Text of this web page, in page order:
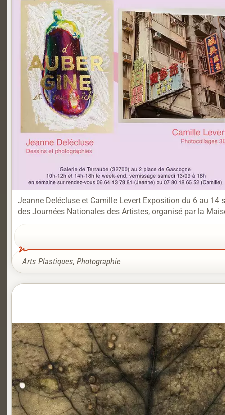
Jeanne Delécluse et Camille Levert Exposition du 6 au 14
des Journées Nationales des Artistes, organisé par la
Arts Plastiques, Photographie